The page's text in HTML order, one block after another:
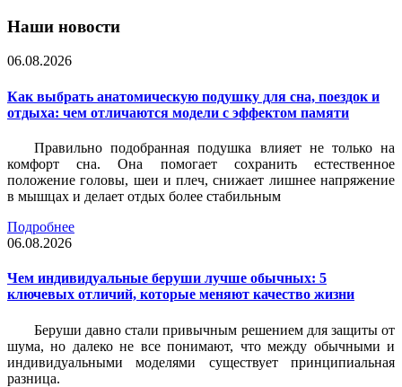
Наши новости
06.08.2026
Как выбрать анатомическую подушку для сна, поездок и
отдыха: чем отличаются модели с эффектом памяти
Правильно подобранная подушка влияет не только на
комфорт сна. Она помогает сохранить естественное
положение головы, шеи и плеч, снижает лишнее напряжение
в мышцах и делает отдых более стабильным
Подробнее
06.08.2026
Чем индивидуальные беруши лучше обычных: 5
ключевых отличий, которые меняют качество жизни
Беруши давно стали привычным решением для защиты от
шума, но далеко не все понимают, что между обычными и
индивидуальными моделями существует принципиальная
разница.